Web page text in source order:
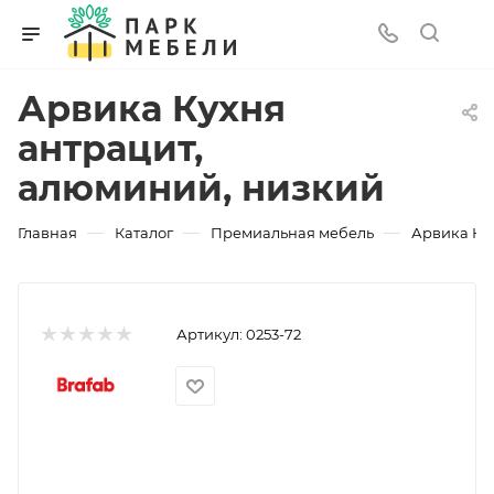
Арвика Кухня
антрацит,
алюминий, низкий
Главная — Каталог — Премиальная мебель — Арвика
Артикул: 0253-72